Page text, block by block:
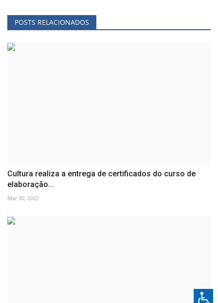
POSTS RELACIONADOS
Cultura realiza a entrega de certificados do curso de
elaboração...
Mar 30, 2022